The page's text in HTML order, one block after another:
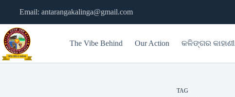
Email: antarangakalinga@gmail.com
The Vibe Behind Our Action କଳିଙ୍ଗର କାହାଣୀ
TAG